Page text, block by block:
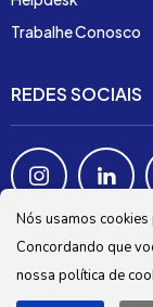
Trabalhe Conosco
REDES SOCIAIS
Nós usamos
Concordando que
nossa política de